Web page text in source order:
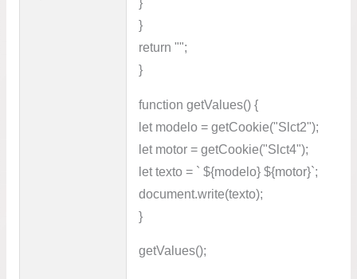
}
}
return "";
}
function getValues() {
let modelo = getCookie("Slct2");
let motor = getCookie("Slct4");
let texto = ` ${modelo} ${motor}`;
document.write(texto);
}
getValues();